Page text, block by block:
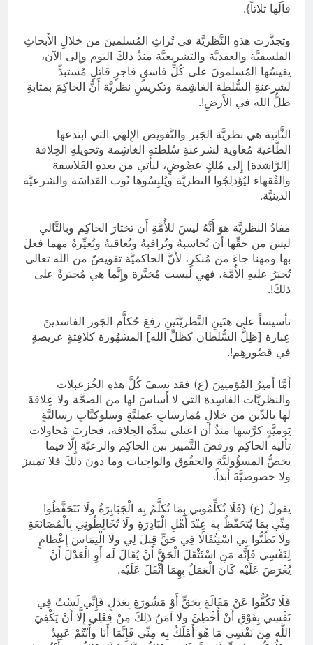
قالَها ثلاثاً}.
وتجذَّرت هذهِ النَّظريَّة في تُراثِ المُسلمينَ من خلالِ الأَبحاثِ
الفلسفيَّة والعقديَّة والتشريعيَّة منذُ ذلكَ اليَوم وإِلى الآن،
يقيسُها المُسلمونَ على كُلِّ فاسقٍ فاجرٍ قاتلٍ مُستبدٍّ
لشرعنةِ السُّلطة الغاشِمة وتكريسِ نظريَّة أَنَّ الحاكِمَ بمثابةِ
ظلُّ الله في الأَرضِ!.
الثَّانية هي نظريَّة الجَبر والتَّفويض الإِلهي التي ابتدعها
الطَّاغية مُعاوية لشرعنةِ سُلطتهِ الغاشِمة وتحويلهِ الخِلافة
[الرَّاشدة] إِلى مُلكٍ عضُوضٍ، ليأتي من بعدهِ الفَلاسفة
والفُقهاء ليُؤَدلِجُوا النظريَّة ويُلبِسُوها ثَوب القداسَة والشرعيَّة
الدينيَّة.
مفادُ النظريَّة هوَ أَنَّهُ ليسَ للأُمَّةِ أَن تختارَ الحاكِم وبالتَّالي
ليسَ من حقِّها أَن تُحاسبهُ وتُراقبهُ وتُعاقبهُ وتُغيِّرهُ مهما فعلَ
بها ومهنا جاءَ من مُنكرٍ، لأَنَّ الحاكميَّة تفويضٌ من الله تعالى
تُجبَرُ عليهِ الأُمَّة، فهي ليست مُخيَّرة وإِنَّما هي مُجبَرةٌ على
ذلكَ!.
تأسيساً على هتَينِ النَّظريَّتَينِ رفعَ حُكاَّم الجَور الفاسدينَ
عِبارة [ظِلُّ السُّلطان كظلِّ الله] المشهُورة كلافِتةٍ عريضةٍ
في قصُورهِم!.
أَمَّا أَميرُ المُؤمنِينَ (ع) فقد نسفَ كُلَّ هذهِ الخُزعبلات
والنظريَّات الفاسِدة التي لا أَساسَ لها من الصحَّة ولا عِلاقةَ
لها بالدِّين من خلالِ مُمارساتٍ عمليَّةٍ وسلوكيَّاتٍ رساليَّةٍ
يَوميَّةٍ كرَّسها منذُ أَن اعتلى سدَّة الخِلافة، فحاربَ مُحاولات
تأليه الحاكِم ورفضَ التَّمييز بين الحاكِم والرعيَّة إِلَّا فيما
يخصُّ المسؤُوليَّة والحقُوق والواجِبات وما دونَ ذلكَ فلا تمييزَ
ولا خصوصيَّةَ أَبداً.
يقولُ (ع) {فَلَا تُكَلِّمُونِي بِمَا تُكَلَّمُ بِه الْجَبَابِرَةُ ولَا تَتَحَفَّظُوا
مِنِّي بِمَا يُتَحَفَّظُ بِه عِنْدَ أَهْلِ الْبَادِرَةِ ولَا تُخَالِطُونِي بِالْمُصَانَعَةِ
ولَا تَظُنُّوا بِي اسْتِثْقَالًا فِي حَقٍّ قِيلَ لِي ولَا الْتِمَاسَ إِعْظَامٍ
لِنَفْسِي فَإِنَّه مَنِ اسْتَثْقَلَ الْحَقَّ أَنْ يُقَالَ لَه أَوِ الْعَدْلَ أَنْ
يُعْرَضَ عَلَيْه كَانَ الْعَمَلُ بِهِمَا أَثْقَلَ عَلَيْه.
فَلَا تَكُفُّوا عَنْ مَقَالَةٍ بِحَقٍّ أَوْ مَشُورَةٍ بِعَدْلٍ فَإِنِّي لَسْتُ فِي
نَفْسِي بِفَوْقِ أَنْ أُخْطِئَ ولَا آمَنُ ذَلِكَ مِنْ فِعْلِي إِلَّا أَنْ يَكْفِيَ
اللَّه مِنْ نَفْسِي مَا هُوَ أَمْلَكُ بِه مِنِّي فَإِنَّمَا أَنَا وأَنْتُمْ عَبِيدٌ